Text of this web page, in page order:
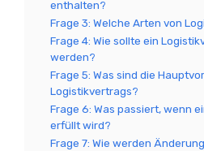
enthalten?
Frage 3: Welche Arten von
Frage 4: Wie sollte ein
werden?
Frage 5: Was sind die
Logistikvertrags?
Frage 6: Was passiert, wenn
erfüllt wird?
Frage 7: Wie werden